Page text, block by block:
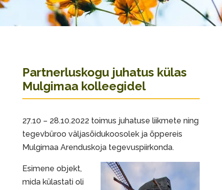
Partnerluskogu juhatus külas
Mulgimaa kolleegidel
27.10 – 28.10.2022 toimus juhatuse liikmete ning
tegevbüroo väljasõidukoosolek ja õppereis
Mulgimaa Arenduskoja tegevuspiirkonda.
Esimene objekt,
mida külastati oli